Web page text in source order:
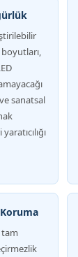
ekranı
Ekran
ekran
sanatsal
tam